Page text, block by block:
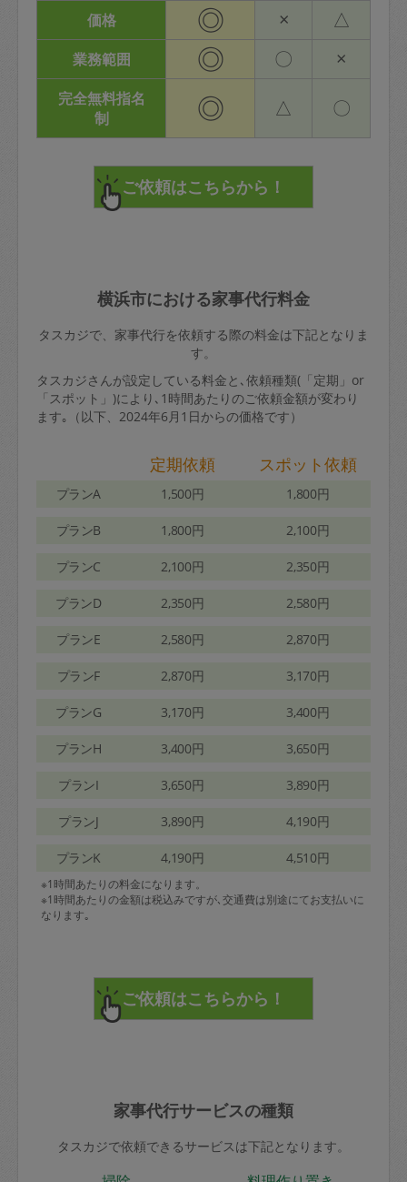
価格
◎ × △
業務範囲 ◎ 〇 ×
完全無料指名
制
◎ △ 〇
横浜市における家事代行料金
タスカジで、家事代行を依頼する際の料金は下記となりま
す。
タスカジさんが設定している料金と､依頼種類(「定期」or
「スポット」)により､1時間あたりのご依頼金額が変わり
ます｡（以下、2024年6月1日からの価格です）
定期依頼 スポット依頼
プランA 1,500円 1,800円
プランB 1,800円 2,100円
プランC 2,100円 2,350円
プランD 2,350円 2,580円
プランE 2,580円 2,870円
プランF 2,870円 3,170円
プランG 3,170円 3,400円
プランH 3,400円 3,650円
プランI 3,650円 3,890円
プランJ 3,890円 4,190円
プランK 4,190円 4,510円
※1時間あたりの料金になります。
※1時間あたりの金額は税込みですが､交通費は別途にてお支払いに
なります｡
家事代行サービスの種類
タスカジで依頼できるサービスは下記となります。